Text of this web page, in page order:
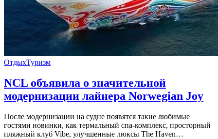
ОтдыхТуризм
NCL объявила о значительной
модернизации лайнера Norwegian Joy
После модернизации на судне появятся такие любимые
гостями новинки, как термальный спа-комплекс, просторный
пляжный клуб Vibe, улучшенные люксы The Haven…